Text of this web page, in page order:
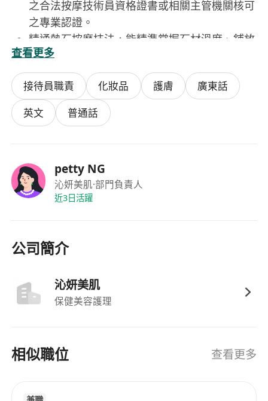
之合法按摩技術員資格證書或相關主管機關核可
之專業認證。
精通熱石按摩技法，能精準掌握石材溫度、鋪放
位置與施力節奏；熟悉淋巴系統走向，可執行具
生理依據之引流手法。
具備儀器操作實務經驗，理解常見理療設備之作
用原理、適用範圍與禁忌症，能獨立完成設定、
操作與基礎異常判斷。
服務態度。
重視專業倫理與持續學習，願意接受定期技能考
核、案例回饋與新技術研習，遵守機構服務規範
查看更多
接待員職責 化妝品 護膚
廣東話
英文
普通話
petty NG
沁妍美肌·部門負責人
近3日活躍
公司簡介
沁妍美肌
保健美容護理
相似職位 查看更多